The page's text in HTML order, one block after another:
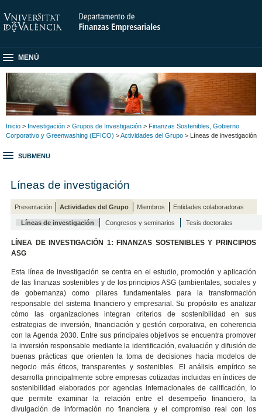
MENÚ
Inicio > Investigación > Grupos de Investigación > Finanzas Sostenibles, Gobierno
Corporativo y Greenwashing (EFICO) >Actividades del Grupo > Líneas de investigación
SUBMENU
Líneas de investigación
Presentación Actividades del Grupo Miembros Entidades colaboradoras
Líneas de investigación Congresos y seminarios Tesis doctorales
LÍNEA DE INVESTIGACIÓN 1: FINANZAS SOSTENIBLES Y PRINCIPIOS
ASG
Esta línea de investigación se centra en el estudio, promoción y aplicación
de las finanzas sostenibles y de los principios ASG (ambientales, sociales y
de gobernanza) como pilares fundamentales para la transformación
responsable del sistema financiero y empresarial. Su propósito es analizar
cómo las organizaciones integran criterios de sostenibilidad en sus
estrategias de inversión, financiación y gestión corporativa, en coherencia
con la Agenda 2030. Entre sus principales objetivos se encuentra promover
la inversión responsable mediante la identificación, evaluación y difusión de
buenas prácticas que orienten la toma de decisiones hacia modelos de
negocio más éticos, transparentes y sostenibles. El análisis empírico se
desarrolla principalmente sobre empresas cotizadas incluidas en índices de
sostenibilidad elaborados por agencias internacionales de calificación, lo
que permite examinar la relación entre el desempeño financiero, la
divulgación de información no financiera y el compromiso real con los